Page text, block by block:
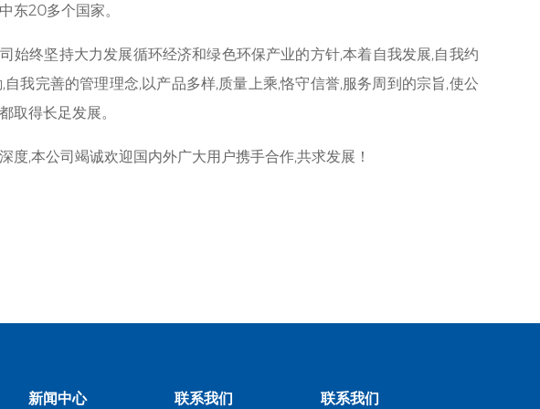
东20多个国家。
始终坚持大力发展循环经济和绿色环保产业的方针,本着自我发展,自我约
自我完善的管理理念,以产品多样,质量上乘,恪守信誉,服务周到的宗旨,使公
取得长足发展。
度,本公司竭诚欢迎国内外广大用户携手合作,共求发展！
新闻中心 联系我们 联系我们